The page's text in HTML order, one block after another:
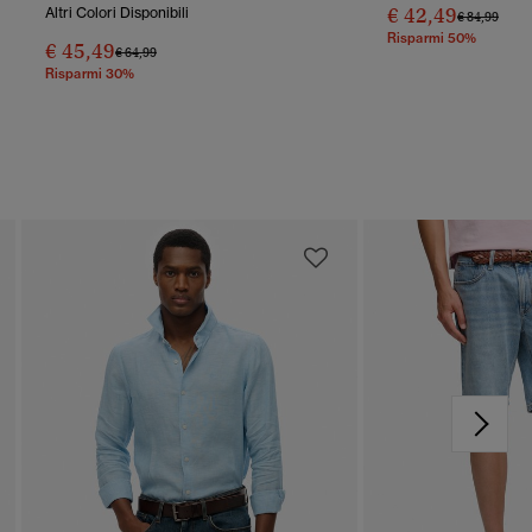
Altri Colori Disponibili
€ 45,49Prezzo Ridotto Da
€ 64,99A
Risparmi 30%
€ 42,49Prezzo
€ 84,99A
Risparmi 50%